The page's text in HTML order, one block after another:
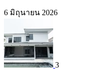
6 มิถุนายน 2026
3